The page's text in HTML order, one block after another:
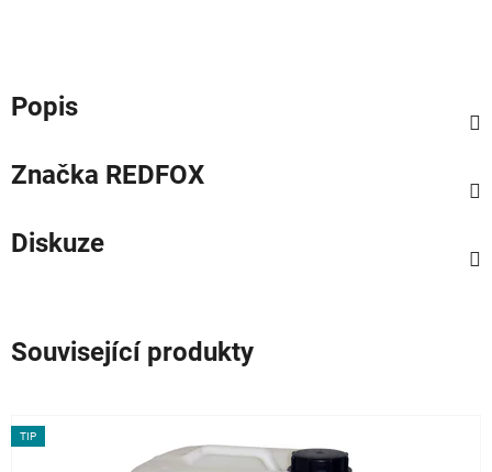
Popis
Značka REDFOX
Diskuze
Související produkty
TIP